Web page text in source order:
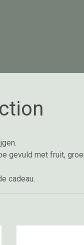
gevuld met fruit,
cadeau.